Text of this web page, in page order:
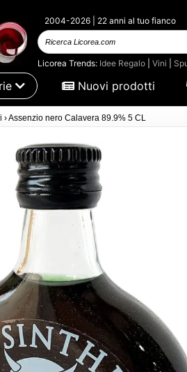
2004-2026 | 22 anni al tuo fianco
Ricerca Licorea.com
Licorea Trends: Idee Regalo| Vini
Nuovi prodotti
›Assenzio nero Calavera 89.9% 5 CL